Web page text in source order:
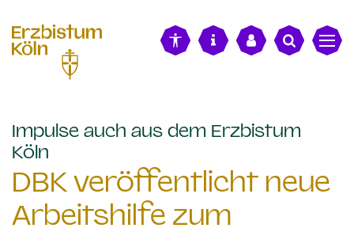
Impulse auch aus dem Erzbistum
Köln
DBK veröffentlicht neue
Arbeitshilfe zum